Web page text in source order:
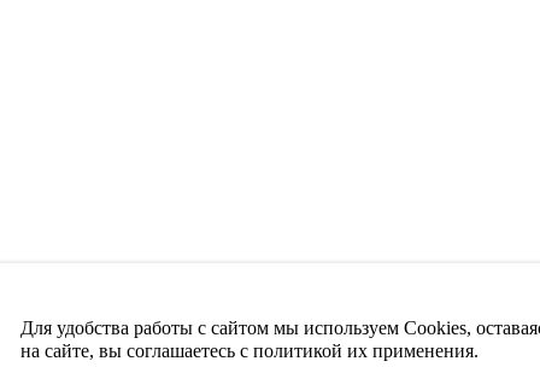
Для удобства работы с сайтом мы используем Cookies,
на сайте, вы соглашаетесь с политикой их применения.